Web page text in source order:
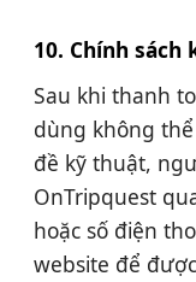
10. Chính sách
Sau khi thanh
dùng không
đề kỹ thuật,
OnTripquest
hoặc số điện
website để